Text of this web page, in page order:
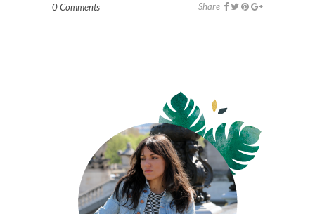
0 Comments Share